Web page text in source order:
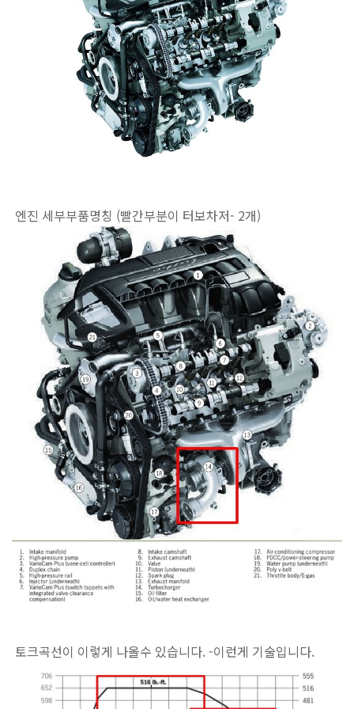
엔진 세부부품명칭 (빨간부분이 터보차저- 2개)
토크곡선이 이렇게 나올수 있습니다. -이런게 기술입니다.